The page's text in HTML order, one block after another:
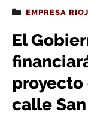
EMPRESA
El
proyecto
calle